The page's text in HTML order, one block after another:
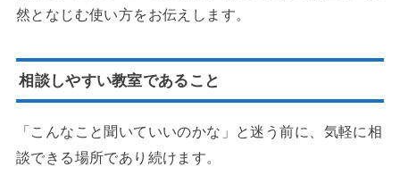
然となじむ使い方をお伝えします。
相談しやすい教室であること
「こんなこと聞いていいのかな」と迷う前に、気軽に相
談できる場所であり続けます。